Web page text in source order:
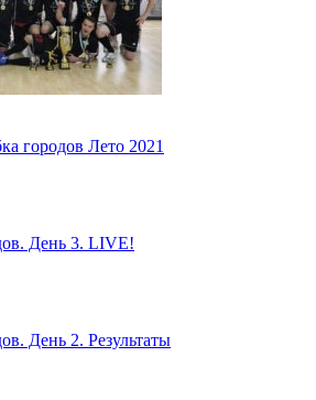
городов Лето 2021
День 3. LIVE!
День 2. Результаты